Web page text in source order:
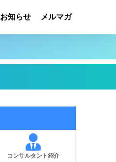
お知らせ メルマガ
コンサルタント紹介